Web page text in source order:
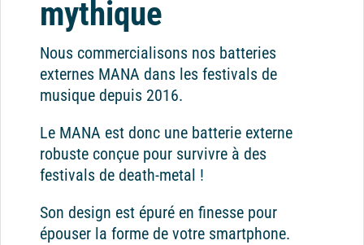
mythique
Nous commercialisons nos batteries
externes MANA dans les festivals de
musique depuis 2016.
Le MANA est donc une batterie externe
robuste conçue pour survivre à des
festivals de death-metal !
Son design est épuré en finesse pour
épouser la forme de votre smartphone.